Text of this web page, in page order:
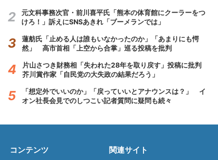
元文科事務次官・前川喜平氏「熊本の体育館にクーラーをつ
けろ！」訴えにSNSあきれ「ブーメランでは」
蓮舫氏「止める人は誰もいなかったのか」「あまりにも愕
然」 高市首相「上空から合掌」巡る投稿を批判
片山さつき財務相「失われた28年を取り戻す」投稿に批判
芥川賞作家「自民党の大失政の結果だろう」
「想定外でいいのか」「戻っていいとアナウンスは？」 イ
オン社長会見でのしつこい記者質問に疑問も続々
コンテンツ 関連サイト